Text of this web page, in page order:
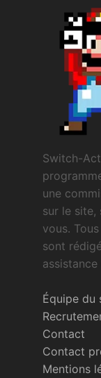
Switch-
une
sur le site,
vous.
sont
Équipe du
Contact
Contact
Mentions